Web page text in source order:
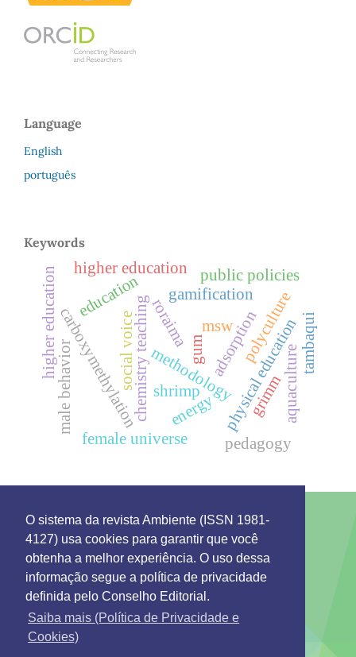
O sistema da revista Ambiente (ISSN 1981-
4127) usa cookies para garantir que você
obtenha a melhor experiência. O uso dessa
informação segue a política de privacidade
definida pelo Conselho Editorial.
Saiba mais (Política de Privacidade e
Cookies)
Language
English
português
Keywords
chemistry teachingmethodology
roraima
gum
carboxymethylation adsorption
gamification
education
physical education
public policies
higher education social voice
male behavior
female universe
aquaculture
polyculturetambaqui
shrimp
higher education
energy
msw
pedagogy
grimm
This work is licensed under a License
Creative
Commons Attribution 4.0 International.
Environment: Management and Development
Rua 7 de Setembro 231 - Bairro Canarinho ZIP Code.
69306-530
Tel. (95) 2121-0944
Emails: secretaria@remgads.uerr.edu.br